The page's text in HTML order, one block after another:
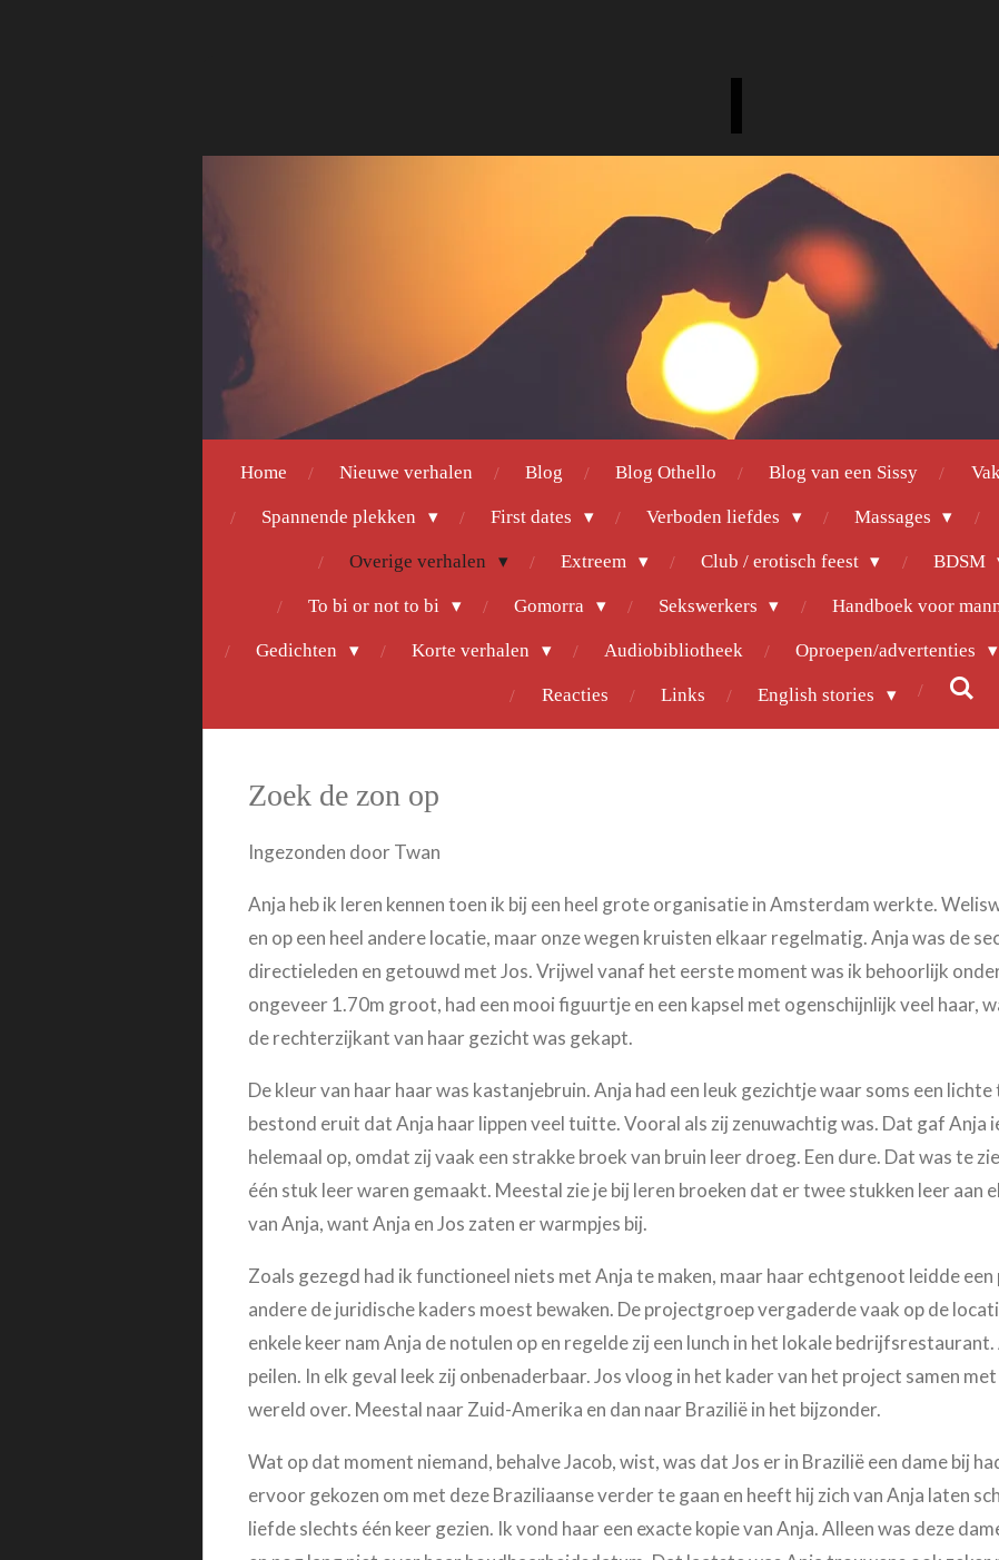
Home Nieuwe verhalen Blog Blog Othello Blog van een Sissy
Spannende plekken First dates Verboden liefdes Massages
Overige verhalen Extreem Club / erotisch feest BDSM
To bi or not to bi Gomorra Sekswerkers Handboek voor
Gedichten Korte verhalen Audiobibliotheek Oproepen/advertenties
Reacties Links English stories
Zoek de zon op
Ingezonden door Twan
Anja heb ik leren kennen toen ik bij een heel grote organisatie in Amsterdam werkte.
en op een heel andere locatie, maar onze wegen kruisten elkaar regelmatig. Anja was de
directieleden en getouwd met Jos. Vrijwel vanaf het eerste moment was ik behoorlijk
ongeveer 1.70m groot, had een mooi figuurtje en een kapsel met ogenschijnlijk veel haar,
de rechterzijkant van haar gezicht was gekapt.
De kleur van haar haar was kastanjebruin. Anja had een leuk gezichtje waar soms een
bestond eruit dat Anja haar lippen veel tuitte. Vooral als zij zenuwachtig was. Dat gaf Anja
helemaal op, omdat zij vaak een strakke broek van bruin leer droeg. Een dure. Dat was te
één stuk leer waren gemaakt. Meestal zie je bij leren broeken dat er twee stukken leer aan
van Anja, want Anja en Jos zaten er warmpjes bij.
Zoals gezegd had ik functioneel niets met Anja te maken, maar haar echtgenoot leidde
andere de juridische kaders moest bewaken. De projectgroep vergaderde vaak op de
enkele keer nam Anja de notulen op en regelde zij een lunch in het lokale
peilen. In elk geval leek zij onbenaderbaar. Jos vloog in het kader van het project samen
wereld over. Meestal naar Zuid-Amerika en dan naar Brazilië in het bijzonder.
Wat op dat moment niemand, behalve Jacob, wist, was dat Jos er in Brazilië een dame bij
ervoor gekozen om met deze Braziliaanse verder te gaan en heeft hij zich van Anja laten
liefde slechts één keer gezien. Ik vond haar een exacte kopie van Anja. Alleen was deze